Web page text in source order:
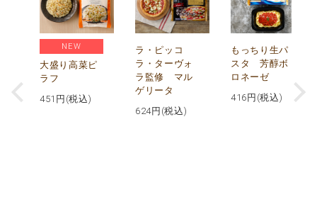
NEW
大盛り高菜ピ
ラフ
451 円(税込)
ラ・ピッコ
ラ・ターヴォ
ラ監修 マル
ゲリータ
624円(税込)
もっちり生パ
スタ 芳醇ボ
ロネーゼ
416 円(税込)